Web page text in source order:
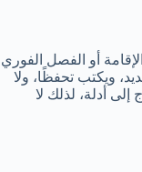
أو الفصل الفوري
ويكتب تحفظًا، ولا
إلى أدلة، لذلك لا